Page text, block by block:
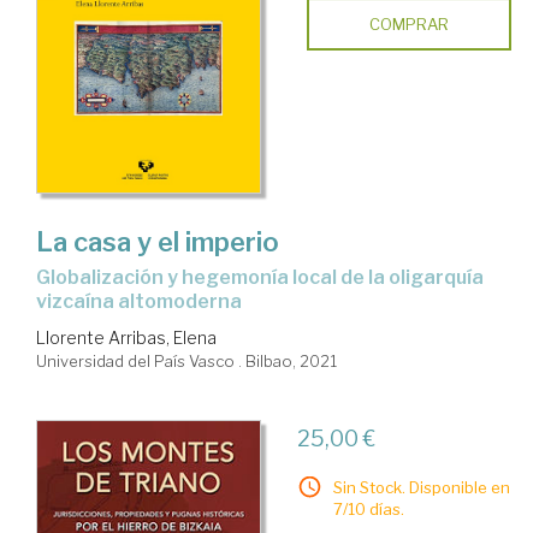
COMPRAR
La casa y el imperio
Globalización y hegemonía local de la oligarquía
vizcaína altomoderna
Llorente Arribas, Elena
Universidad del País Vasco . Bilbao, 2021
25,00 €
Sin Stock. Disponible en
7/10 días.